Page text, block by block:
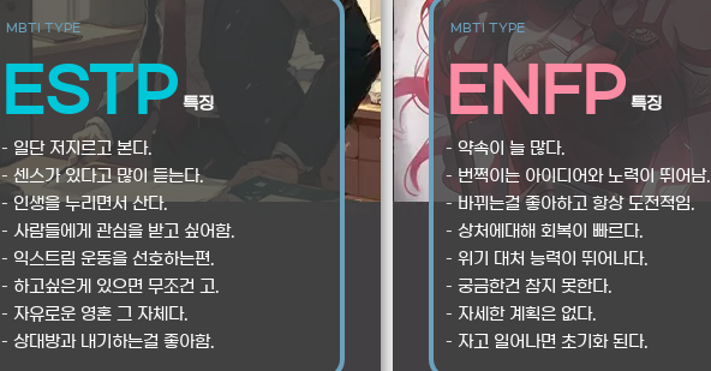
MBTI TYPE
ESTP 특징
– 일단 저지르고 본다.
– 센스가 있다고 많이 듣는다.
– 인생을 누리면서 산다.
– 사람들에게 관심을 받고 싶어함.
– 익스트림 운동을 선호하는편.
– 하고싶은게 있으면 무조건 고.
– 자유로운 영혼 그 자체다.
– 상대방과 내기하는걸 좋아함.
MBTI TYPE
ENFP 특징
– 약속이 늘 많다.
– 번쩍이는 아이디어와 노력이 뛰어남.
– 바뀌는걸 좋아하고 항상 도전적임.
– 상처에대해 회복이 빠르다.
– 위기 대처 능력이 뛰어나다.
– 궁금한건 참지 못한다.
– 자세한 계획은 없다.
– 자고 일어나면 초기화 된다.